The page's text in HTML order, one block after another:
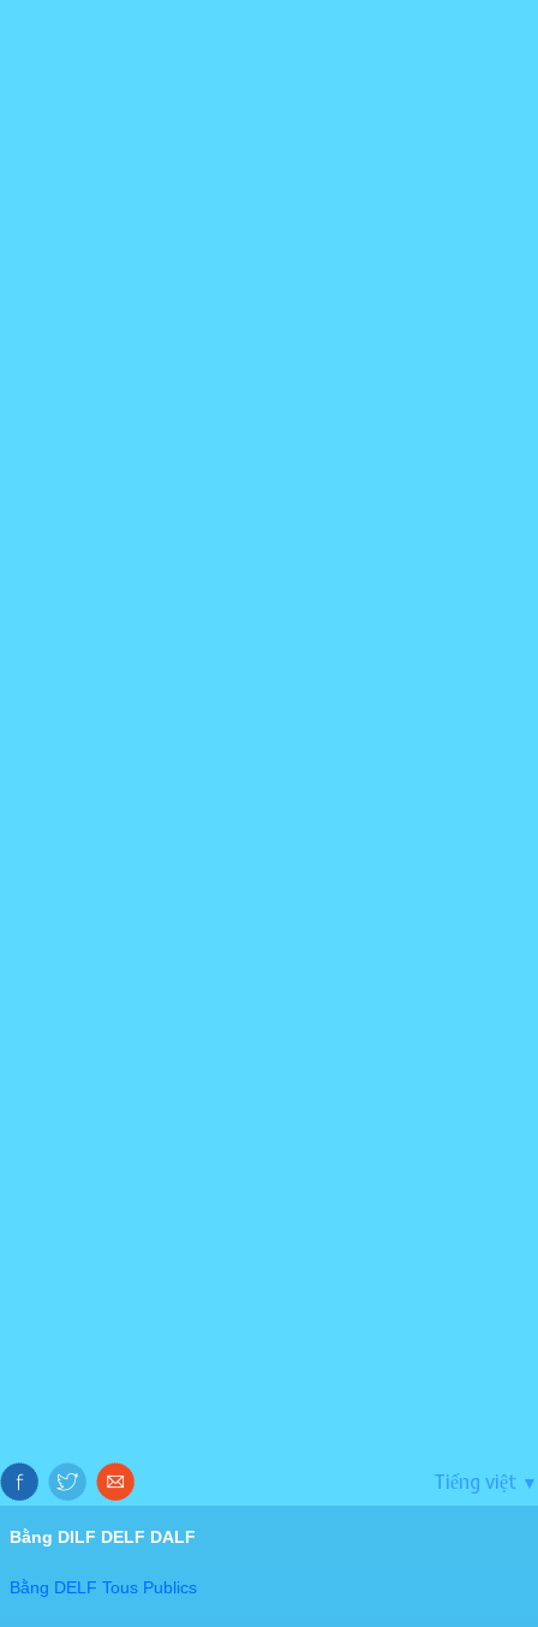
Tiếng việt ▼
Bằng DILF DELF DALF
Bằng DELF Tous Publics